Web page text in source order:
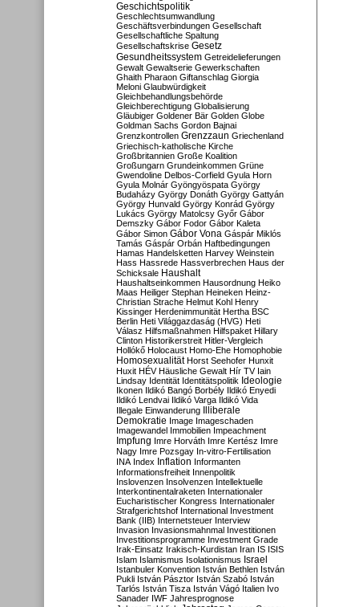
Geschichtspolitik
Geschlechtsumwandlung
Geschäftsverbindungen Gesellschaft
Gesellschaftliche Spaltung
Gesellschaftskrise Gesetz
Gesundheitssystem Getreidelieferungen
Gewalt Gewaltserie Gewerkschaften
Ghaith Pharaon Giftanschlag Giorgia
Meloni Glaubwürdigkeit
Gleichbehandlungsbehörde
Gleichberechtigung Globalisierung
Gläubiger Goldener Bär Golden Globe
Goldman Sachs Gordon Bajnai
Grenzkontrollen Grenzzaun Griechenland
Griechisch-katholische Kirche
Großbritannien Große Koalition
Großungarn Grundeinkommen Grüne
Gwendoline Delbos-Corfield Gyula Horn
Gyula Molnár Gyöngyöspata György
Budaházy György Donáth György Gattyán
György Hunvald György Konrád György
Lukács György Matolcsy Győr Gábor
Demszky Gábor Fodor Gábor Kaleta
Gábor Simon Gábor Vona Gáspár Miklós
Tamás Gáspár Orbán Haftbedingungen
Hamas Handelsketten Harvey Weinstein
Hass Hassrede Hassverbrechen Haus der
Schicksale Haushalt
Haushaltseinkommen Hausordnung Heiko
Maas Heiliger Stephan Heineken Heinz-
Christian Strache Helmut Kohl Henry
Kissinger Herdenimmunität Hertha BSC
Berlin Heti Világgazdaság (HVG) Heti
Válasz Hilfsmaßnahmen Hilfspaket Hillary
Clinton Historikerstreit Hitler-Vergleich
Hollókő Holocaust Homo-Ehe Homophobie
Homosexualität Horst Seehofer Hunxit
Huxit HÉV Häusliche Gewalt Hír TV Iain
Lindsay Identität Identitätspolitik Ideologie
Ikonen Ildikó Bangó Borbély Ildikó Enyedi
Ildikó Lendvai Ildikó Varga Ildikó Vida
Illegale Einwanderung Illiberale
Demokratie Image Imageschaden
Imagewandel Immobilien Impeachment
Impfung Imre Horváth Imre Kertész Imre
Nagy Imre Pozsgay In-vitro-Fertilisation
INA Index Inflation Informanten
Informationsfreiheit Innenpolitik
Inslovenzen Insolvenzen Intellektuelle
Interkontinentalraketen Internationaler
Eucharistischer Kongress Internationaler
Strafgerichtshof International Investment
Bank (IIB) Internetsteuer Interview
Invasion Invasionsmahnmal Investitionen
Investitionsprogramme Investment Grade
Irak-Einsatz Irakisch-Kurdistan Iran IS ISIS
Islam Islamismus Isolationismus Israel
Istanbuler Konvention István Bethlen István
Pukli István Pásztor István Szabó István
Tarlós István Tisza István Vágó Italien Ivo
Sanader IWF Jahresprognose